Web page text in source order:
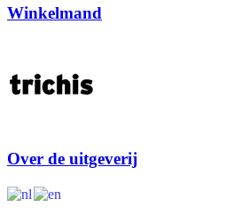
Winkelmand
Over de uitgeverij